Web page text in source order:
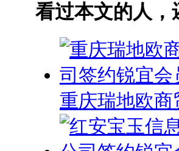
看过本文的人，
重庆瑞地欧